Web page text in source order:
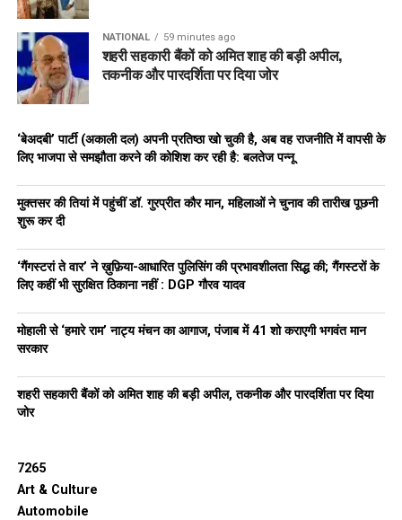
NATIONAL 59 minutes ago
शहरी सहकारी बैंकों को अमित शाह की बड़ी अपील,
तकनीक और पारदर्शिता पर दिया जोर
‘बेअदबी’ पार्टी (अकाली दल) अपनी प्रतिष्ठा खो चुकी है, अब वह राजनीति में वापसी के
लिए भाजपा से समझौता करने की कोशिश कर रही है: बलतेज पन्नू
मुक्तसर की तियां में पहुंचीं डॉ. गुरप्रीत कौर मान, महिलाओं ने चुनाव की तारीख पूछनी
शुरू कर दी
‘गैंगस्टरां ते वार’ ने ख़ुफ़िया-आधारित पुलिसिंग की प्रभावशीलता सिद्ध की; गैंगस्टरों के
लिए कहीं भी सुरक्षित ठिकाना नहीं : DGP गौरव यादव
मोहाली से ‘हमारे राम’ नाट्य मंचन का आगाज, पंजाब में 41 शो कराएगी भगवंत मान
सरकार
शहरी सहकारी बैंकों को अमित शाह की बड़ी अपील, तकनीक और पारदर्शिता पर दिया
जोर
7265
Art & Culture
Automobile